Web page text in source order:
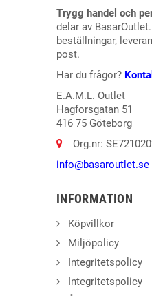
Trygg handel och
delar av
beställningar,
post.
Har du frågor?
E.A.M.L. Outlet
Hagforsgatan 51
416 75 Göteborg
Org.nr:
info@basaroutlet.se
INFORMATION
Köpvillkor
Miljöpolicy
Integritetspolicy
Integritetspolicy